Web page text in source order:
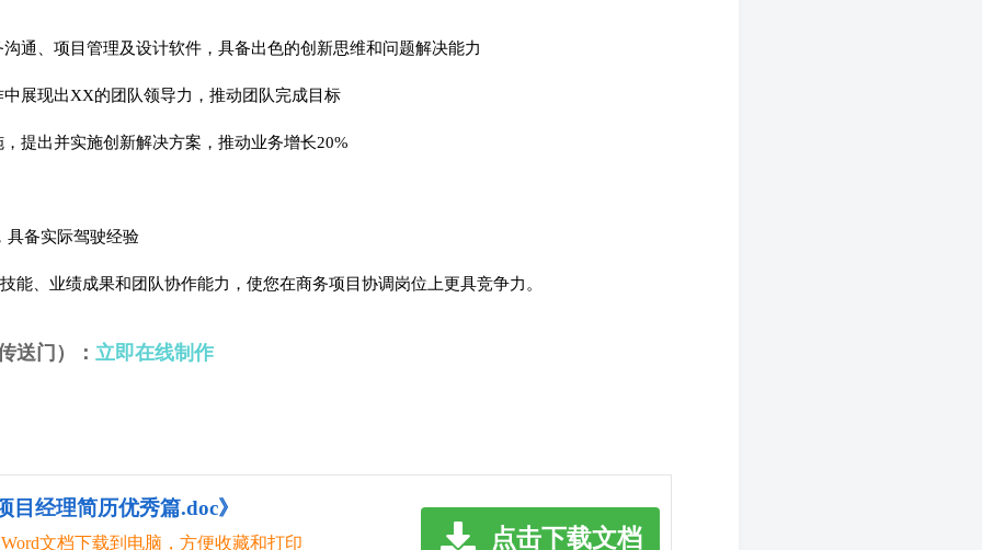
通、项目管理及设计软件，具备出色的创新思维和问题解决能力
展现出XX的团队领导力，推动团队完成目标
提出并实施创新解决方案，推动业务增长20%
具备实际驾驶经验
能、业绩成果和团队协作能力，使您在商务项目协调岗位上更具竞争力。
送门）： 立即在线制作
目经理简历优秀篇.doc》
文档下载到电脑，方便收藏和打印 点击下载文档